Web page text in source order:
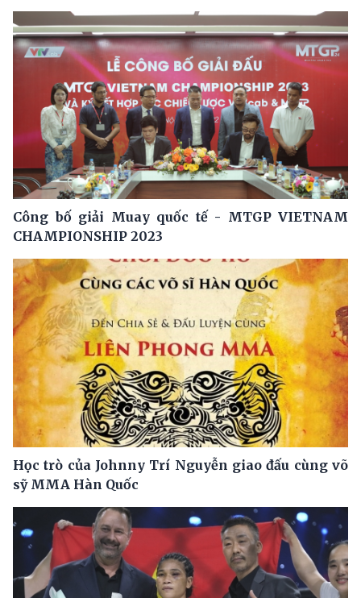
Công bố giải Muay quốc tế - MTGP VIETNAM
CHAMPIONSHIP 2023
Học trò của Johnny Trí Nguyễn giao đấu cùng võ
sỹ MMA Hàn Quốc